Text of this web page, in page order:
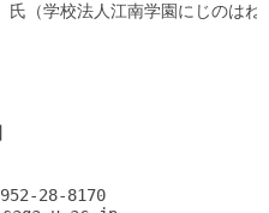
南学園にじのはねこ
28-8170